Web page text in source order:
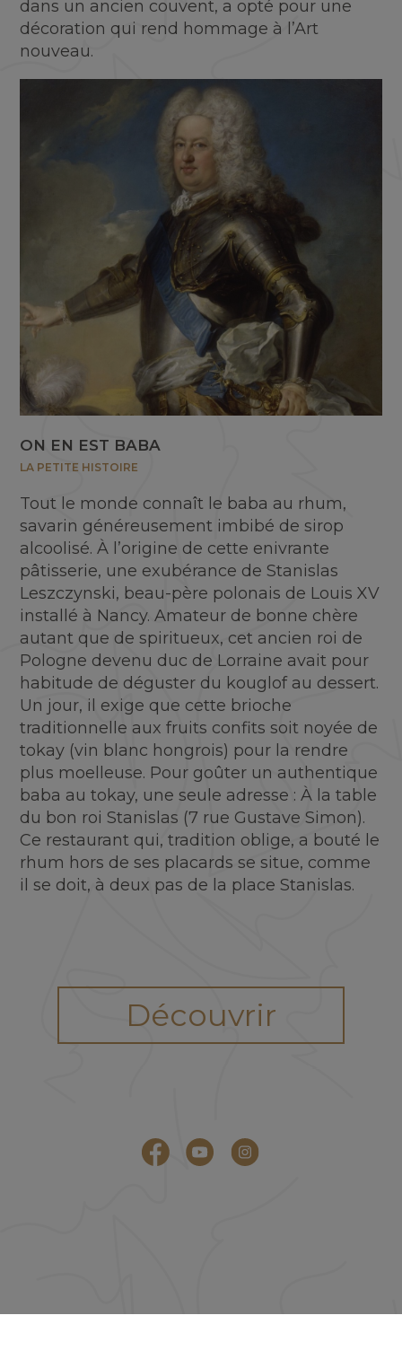
dans un ancien couvent, a opté pour une
décoration qui rend hommage à l’Art
nouveau.
ON EN EST BABA
LA PETITE HISTOIRE
Tout le monde connaît le baba au rhum,
savarin généreusement imbibé de sirop
alcoolisé. À l’origine de cette enivrante
pâtisserie, une exubérance de Stanislas
Leszczynski, beau-père polonais de Louis XV
installé à Nancy. Amateur de bonne chère
autant que de spiritueux, cet ancien roi de
Pologne devenu duc de Lorraine avait pour
habitude de déguster du kouglof au dessert.
Un jour, il exige que cette brioche
traditionnelle aux fruits confits soit noyée de
tokay (vin blanc hongrois) pour la rendre
plus moelleuse. Pour goûter un authentique
baba au tokay, une seule adresse : À la table
du bon roi Stanislas (7 rue Gustave Simon).
Ce restaurant qui, tradition oblige, a bouté le
rhum hors de ses placards se situe, comme
il se doit, à deux pas de la place Stanislas.
Découvrir